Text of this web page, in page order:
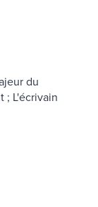
du
; L'écrivain